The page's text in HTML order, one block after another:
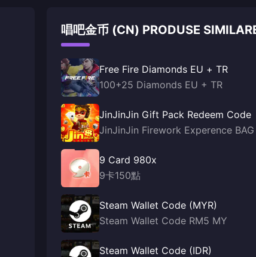
唱吧金币 (CN) PRODUSE
Free Fire Diamonds EU + TR
100+25 Diamonds EU + TR
JinJinJin Gift Pack Redeem Code
JinJinJin Firework Experence BAG
9 Card 980x
9卡150點
Steam Wallet Code (MYR)
Steam Wallet Code RM5 MY
Steam Wallet Code (IDR)